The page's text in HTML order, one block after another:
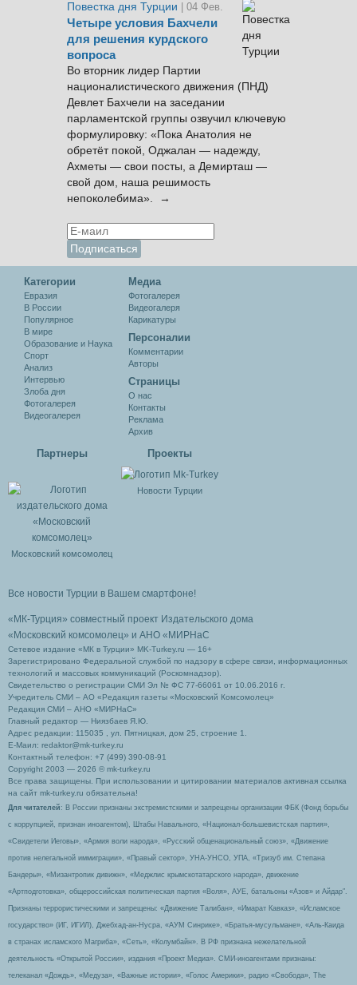
Повестка дня Турции
| 04 Фев.
Четыре условия Бахчели
для решения курдского
вопроса
Во вторник лидер Партии
националистического движения (ПНД)
Девлет Бахчели на заседании
парламентской группы озвучил ключевую
формулировку: «Пока Анатолия не
обретёт покой, Оджалан — надежду,
Ахметы — свои посты, а Демирташ —
свой дом, наша решимость
непоколебима». →
Категории
Евразия
В России
Популярное
В мире
Образование и Наука
Спорт
Анализ
Интервью
Злоба дня
Фотогалерея
Видеогалерея
Медиа
Фотогалерея
Видеогалеря
Карикатуры
Персоналии
Комментарии
Авторы
Cтраницы
О нас
Контакты
Реклама
Архив
Партнеры
Московский комсомолец
Проекты
Новости Турции
Все новости Турции в Вашем смартфоне!
«МК-Турция» совместный проект Издательского дома
«Московский комсомолец» и АНО «МИРНаС
Сетевое издание «МК в Турции» MK-Turkey.ru — 16+
Зарегистрировано Федеральной службой по надзору в сфере связи, информационных
технологий и массовых коммуникаций (Роскомнадзор).
Свидетельство о регистрации СМИ Эл № ФС 77-66061 от 10.06.2016 г.
Учредитель СМИ – АО «Редакция газеты «Московский Комсомолец»
Редакция СМИ – АНО «МИРНаС»
Главный редактор — Ниязбаев Я.Ю.
Адрес редакции: 115035 , ул. Пятницкая, дом 25, строение 1.
Е-Маил: redaktor@mk-turkey.ru
Контактный телефон: +7 (499) 390-08-91
Copyright 2003 — 2026 © mk-turkey.ru
Все права защищены. При использовании и цитировании материалов активная ссылка
на сайт mk-turkey.ru обязательна!
Для читателей : В России признаны экстремистскими и запрещены организации ФБК (Фонд борьбы
с коррупцией, признан иноагентом), Штабы Навального, «Национал-большевистская партия»,
«Свидетели Иеговы», «Армия воли народа», «Русский общенациональный союз», «Движение
против нелегальной иммиграции», «Правый сектор», УНА-УНСО, УПА, «Тризуб им. Степана
Бандеры», «Мизантропик дивижн», «Меджлис крымскотатарского народа», движение
«Артподготовка», общероссийская политическая партия «Воля», АУЕ, батальоны «Азов» и Айдар″.
Признаны террористическими и запрещены: «Движение Талибан», «Имарат Кавказ», «Исламское
государство» (ИГ, ИГИЛ), Джебхад-ан-Нусра, «АУМ Синрике», «Братья-мусульмане», «Аль-Каида
в странах исламского Магриба», «Сеть», «Колумбайн». В РФ признана нежелательной
деятельность «Открытой России», издания «Проект Медиа». СМИ-иноагентами признаны:
телеканал «Дождь», «Медуза», «Важные истории», «Голос Америки», радио «Свобода», The